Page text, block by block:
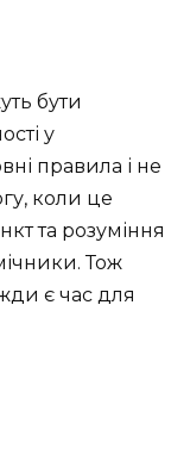
бути
у
правила і не
коли це
та розуміння
Тож
є час для